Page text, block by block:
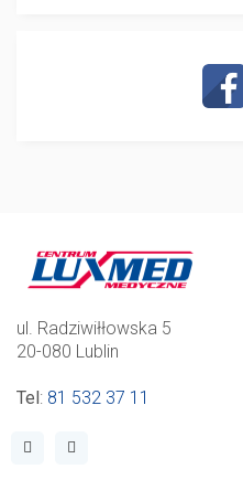
ul. Radziwiłłowska 5
20-080 Lublin
Tel : 81 532 37 11